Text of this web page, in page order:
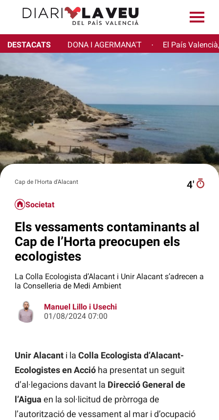
DESTACATS DONA I AGERMANA'T · El País
Cap de l'Horta d'Alacant 4′
Societat
Els vessaments contaminants al
Cap de l’Horta preocupen els
ecologistes
La Colla Ecologista d’Alacant i Unir Alacant s’adrecen a
la Conselleria de Medi Ambient
Manuel Lillo i Usechi
01/08/2024 07:00
Unir Alacant i la Colla Ecologista d’Alacant-
Ecologistes en Acció ha presentat un seguit
d’al·legacions davant la Direcció General de
l’Aigua en la sol·licitud de pròrroga de
l’autorització de vessament al mar i d’ocupació